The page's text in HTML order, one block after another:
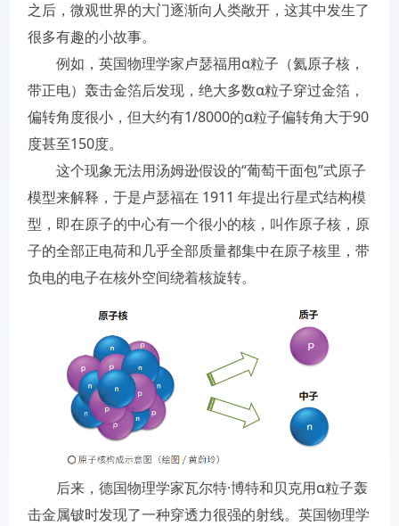
之后，微观世界的大门逐渐向人类敞开，这其中发生了
很多有趣的小故事。
例如，英国物理学家卢瑟福用α粒子（氦原子核，
带正电）轰击金箔后发现，绝大多数α粒子穿过金箔，
偏转角度很小，但大约有1/8000的α粒子偏转角大于90
度甚至150度。
这个现象无法用汤姆逊假设的“葡萄干面包”式原子
模型来解释，于是卢瑟福在 1911 年提出行星式结构模
型，即在原子的中心有一个很小的核，叫作原子核，原
子的全部正电荷和几乎全部质量都集中在原子核里，带
负电的电子在核外空间绕着核旋转。
后来，德国物理学家瓦尔特·博特和贝克用α粒子轰
击金属铍时发现了一种穿透力很强的射线。英国物理学